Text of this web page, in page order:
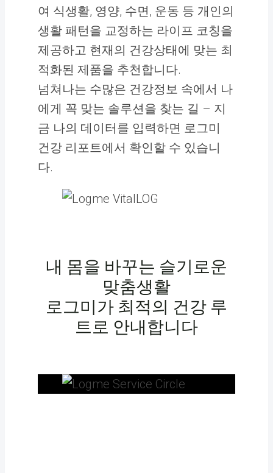
여 식생활, 영양, 수면, 운동 등 개인의
생활 패턴을 교정하는 라이프 코칭을
제공하고 현재의 건강상태에 맞는 최
적화된 제품을 추천합니다.
넘쳐나는 수많은 건강정보 속에서 나
에게 꼭 맞는 솔루션을 찾는 길 – 지
금 나의 데이터를 입력하면 로그미
건강 리포트에서 확인할 수 있습니
다.
내 몸을 바꾸는 슬기로운
맞춤생활
로그미가 최적의 건강 루
트로 안내합니다